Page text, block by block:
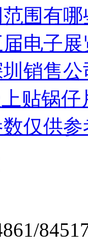
围有哪
电子展
销售公
贴锅仔
仅供参